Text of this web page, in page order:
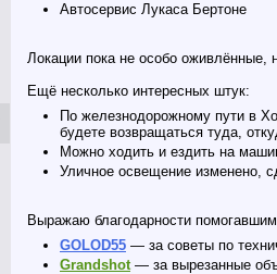
Автосервис Лукаса Бертоне
Локации пока не особо оживлённые,
Ещё несколько интересных штук:
По железнодорожному пути в
будете возвращаться туда,
Можно ходить и ездить на
Уличное освещение изменено,
Выражаю благодарности
GOLOD55 — за советы по
Grandshot— за вырезанные